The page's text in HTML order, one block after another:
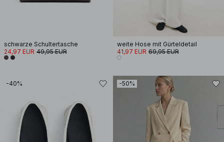
schwarze Schultertasche
24,97 EUR 49,95 EUR
weite Hose mit Gürteldetail
41,97 EUR 69,95 EUR
-40% -50%